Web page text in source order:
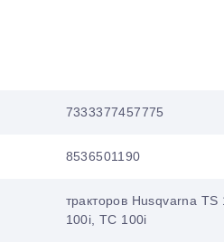
7333377457775
8536501190
тракторов Husqvarna
100i, TC 100i